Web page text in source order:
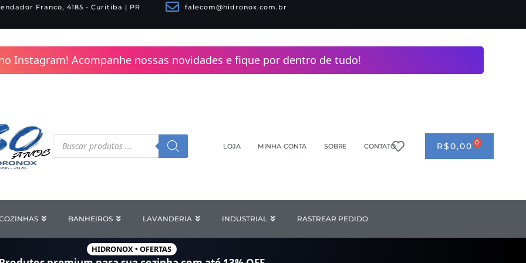
Franco, 4185 - Curitiba | PR falecom@hidronox.com.br
Instagram! Acompanhe nossas novidades e fique por dentro de tudo!
Pesquisar
produtos LOJA MINHA CONTA SOBRE CONTATO R$0,00 0 CART
Open COZINHAS
BANHEIROS Open BANHEIROS
LAVANDERIA Open LAVANDERIA
INDUSTRIAL Open INDUSTRIAL
RASTREAR PEDIDO
HIDRONOX • OFERTAS